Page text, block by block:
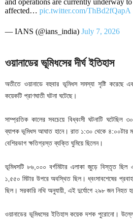
and operations are currently underway
affected… pic.twitter.com/ThBd2fQapA
— IANS (@ians_india) July 7, 2026
ওয়ানাডের ভূমিধসের দীর্ঘ ইতিহাস
অতীতে ওয়ানাডে বহুবার ভূমিধস সমস্যা সৃষ্টি
কয়েকটি প্রাণঘাতী ঘটনা ঘটেছে।
সাম্প্রতিক কালের সবচেয়ে বিধ্বংসী ঘটনাটি
ব্যাপক ভূমিধস আঘাত হানে। রাত ১:৩০ থেকে ৪:০০টার
বেশিরভাগ ক্ষতিগ্রস্ত ব্যক্তি ঘুমিয়ে ছিলেন।
ভূমিধসটি ৮৬,০০০ বর্গমিটার এলাকা জুড়ে বিস্তৃত ছিল
১,৫৫০ মিটার উপরে অবস্থিত ছিল। ধ্বংসাবশেষের
ছিল। সরকারি নথি অনুযায়ী, এই দুর্যোগে ২৯৮ জন নিহত
ওয়ানাডের ভূমিধসের ইতিহাস কয়েক দশক পুরোনো।